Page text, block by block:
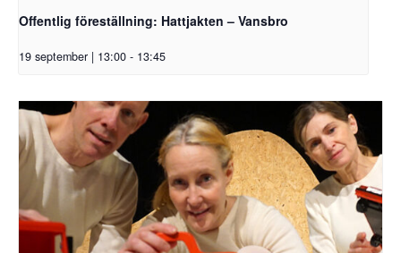
Offentlig föreställning: Hattjakten – Vansbro
19 september | 13:00 - 13:45